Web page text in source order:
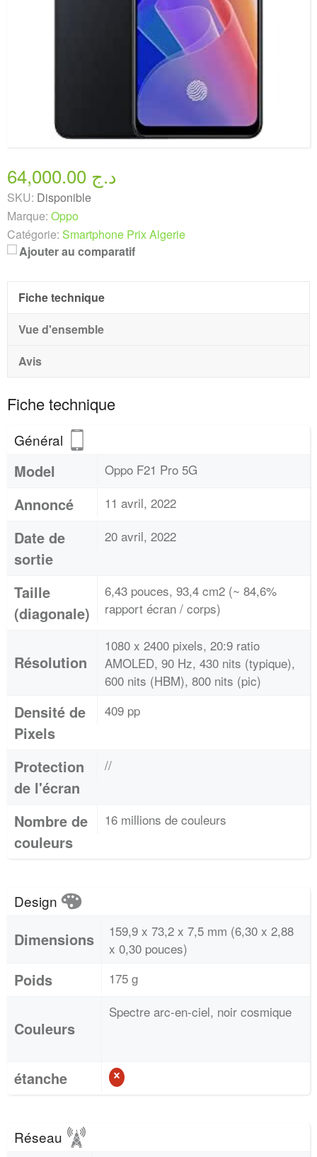
64,000.00 د.ج
SKU: Disponible
Marque: Oppo
Catégorie: Smartphone Prix Algerie
Ajouter au comparatif
Fiche technique
Vue d'ensemble
Avis
Fiche technique
Général
Model Oppo F21 Pro 5G
Annoncé 11 avril, 2022
Date de
sortie
20 avril, 2022
Taille
(diagonale)
6,43 pouces, 93,4 cm2 (~ 84,6%
rapport écran / corps)
Résolution
1080 x 2400 pixels, 20:9 ratio
AMOLED, 90 Hz, 430 nits (typique),
600 nits (HBM), 800 nits (pic)
Densité de
Pixels
409 pp
Protection
de l'écran
//
Nombre de
couleurs
16 millions de couleurs
Design
Dimensions
159,9 x 73,2 x 7,5 mm (6,30 x 2,88
x 0,30 pouces)
Poids 175 g
Couleurs
Spectre arc-en-ciel, noir cosmique
étanche
Réseau